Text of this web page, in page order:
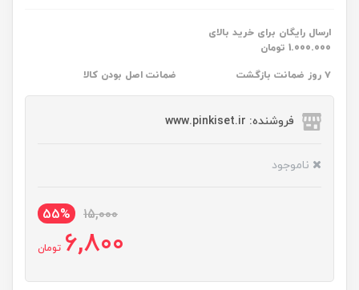
ارسال رایگان برای خرید بالای
1.000.000 تومان
۷ روز ضمانت بازگشت ضمانت اصل بودن کالا
فروشنده: www.pinkiset.ir
ناموجود
15,000
55%
6,800 تومان